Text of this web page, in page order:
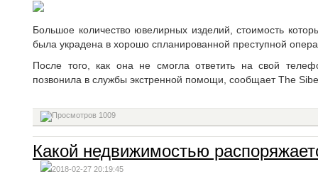
Большое количество ювелирных изделий, стоимость
была украдена в хорошо спланированной преступной
После того, как она не смогла ответить на свой
позвонила в службы экстренной помощи, сообщает The
1009
Какой недвижимостью
2018-02-27 20:19:45